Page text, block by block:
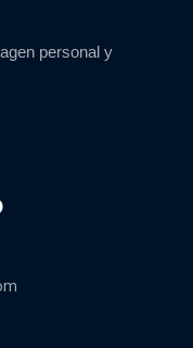
personal y